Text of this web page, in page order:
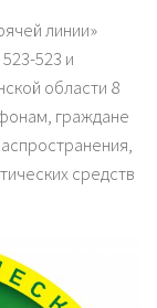
линии»
523 и
области 8
граждане
средств